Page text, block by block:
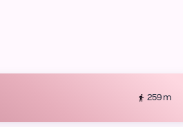
259 m